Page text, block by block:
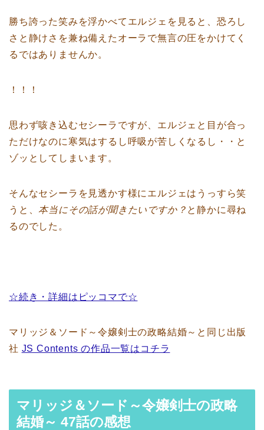
勝ち誇った笑みを浮かべてエルジェを見ると、恐ろし
さと静けさを兼ね備えたオーラで無言の圧をかけてく
るではありませんか。
！！！
思わず咳き込むセシーラですが、エルジェと目が合っ
ただけなのに寒気はするし呼吸が苦しくなるし・・と
ゾッとしてしまいます。
そんなセシーラを見透かす様にエルジェはうっすら笑
うと、 本当にその話が聞きたいですか？ と静かに尋ね
るのでした。
☆続き・詳細はピッコマで☆
マリッジ＆ソード～令嬢剣士の政略結婚～と同じ出版
社 JS Contents の作品一覧はコチラ
マリッジ＆ソード～令嬢剣士の政略
結婚～ 47話の感想